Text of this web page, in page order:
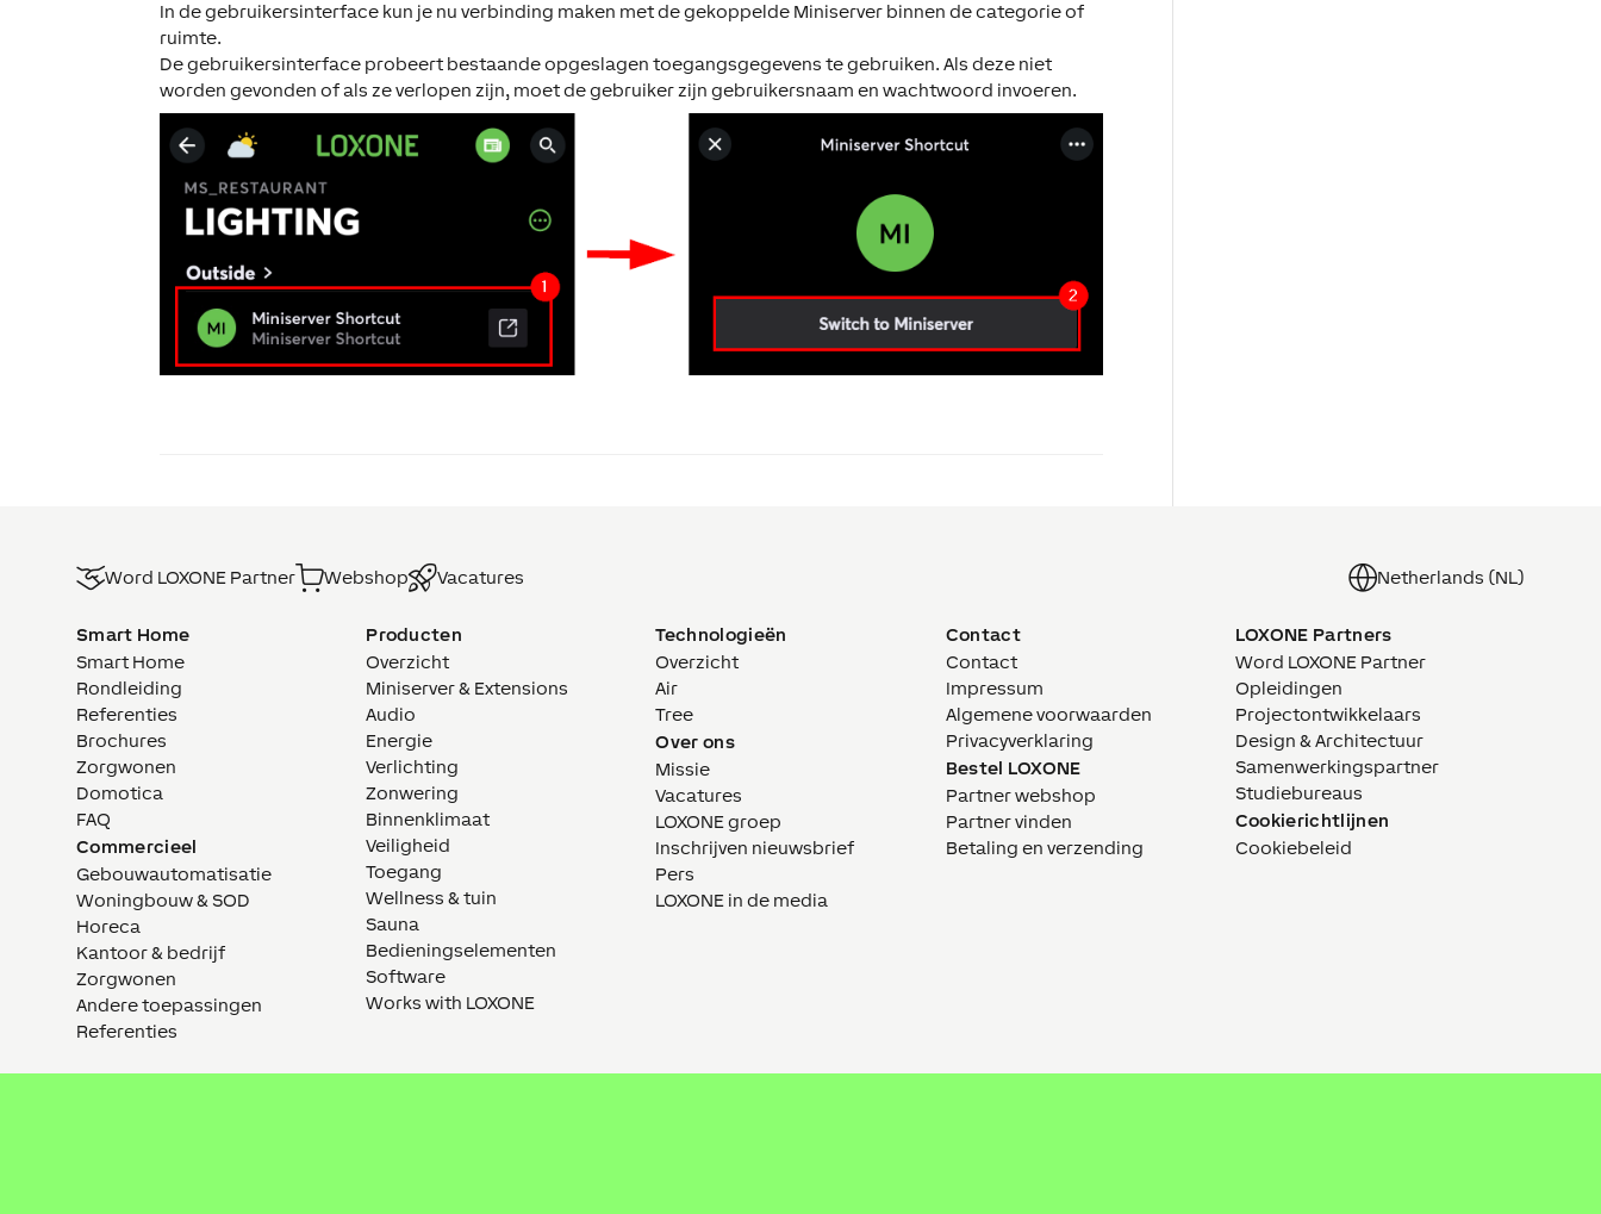
In de gebruikersinterface kun je nu verbinding maken met de gekoppelde Miniserver binnen de categorie of
ruimte.
De gebruikersinterface probeert bestaande opgeslagen toegangsgegevens te gebruiken. Als deze niet
worden gevonden of als ze verlopen zijn, moet de gebruiker zijn gebruikersnaam en wachtwoord invoeren.
Word LOXONE Partner Webshop Vacatures Netherlands (NL)
Smart Home
Smart Home
Rondleiding
Referenties
Brochures
Zorgwonen
Domotica
FAQ
Commercieel
Gebouwautomatisatie
Woningbouw & SOD
Horeca
Kantoor & bedrijf
Zorgwonen
Andere toepassingen
Referenties
Producten
Overzicht
Miniserver & Extensions
Audio
Energie
Verlichting
Zonwering
Binnenklimaat
Veiligheid
Toegang
Wellness & tuin
Sauna
Bedieningselementen
Software
Works with LOXONE
Technologieën
Overzicht
Air
Tree
Over ons
Missie
Vacatures
LOXONE groep
Inschrijven nieuwsbrief
Pers
LOXONE in de media
Contact
Contact
Impressum
Algemene voorwaarden
Privacyverklaring
Bestel LOXONE
Partner webshop
Partner vinden
Betaling en verzending
LOXONE Partners
Word LOXONE Partner
Opleidingen
Projectontwikkelaars
Design & Architectuur
Samenwerkingspartner
Studiebureaus
Cookierichtlijnen
Cookiebeleid